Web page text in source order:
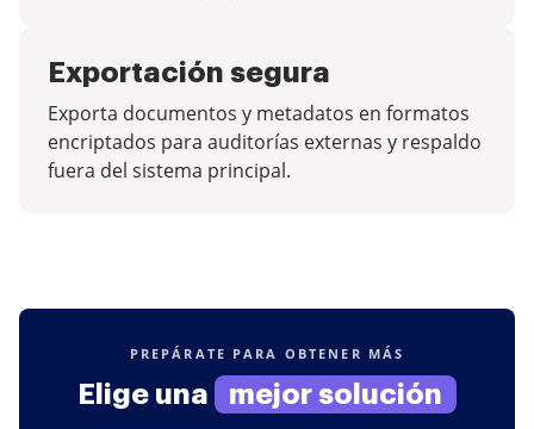
Exportación segura
Exporta documentos y metadatos en formatos
encriptados para auditorías externas y respaldo
fuera del sistema principal.
PREPÁRATE PARA OBTENER MÁS
Elige una mejor solución